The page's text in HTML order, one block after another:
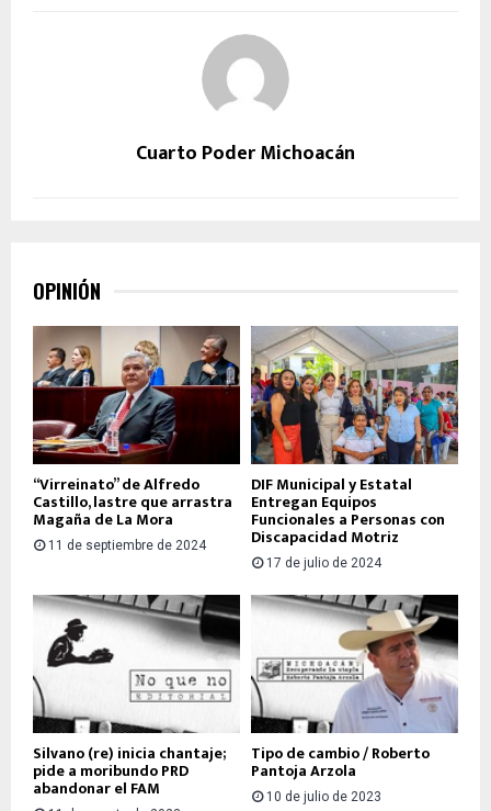
Cuarto Poder Michoacán
OPINIÓN
“Virreinato” de Alfredo
Castillo, lastre que arrastra
Magaña de La Mora
11 de septiembre de 2024
DIF Municipal y Estatal
Entregan Equipos
Funcionales a Personas con
Discapacidad Motriz
17 de julio de 2024
Silvano (re) inicia chantaje;
pide a moribundo PRD
abandonar el FAM
Tipo de cambio / Roberto
Pantoja Arzola
10 de julio de 2023